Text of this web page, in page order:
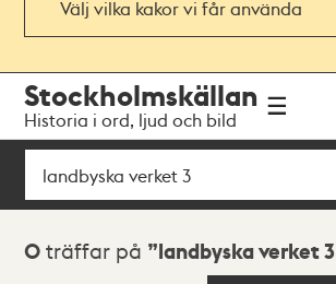
Välj vilka kakor vi får använda
navigationen
huvudinnehållet
Stockholmskällan
Historia i ord, ljud och bild
Sök
Sökresultat
0 träffar på landbyska verket 3